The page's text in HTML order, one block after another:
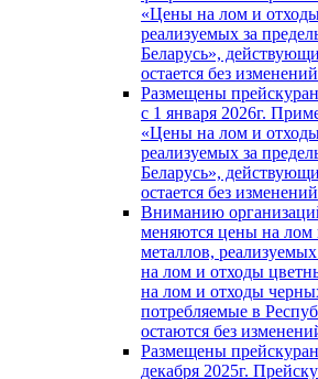
«Цены на лом и
реализуемых за
Беларусь»,
остается без
Размещены
с 1 января 2026г.
«Цены на лом и
реализуемых за
Беларусь»,
остается без
Вниманию
меняются цены на лом
металлов,
на лом и отходы
на лом и отходы
потребляемые в
остаются без
Размещены
декабря 2025г.